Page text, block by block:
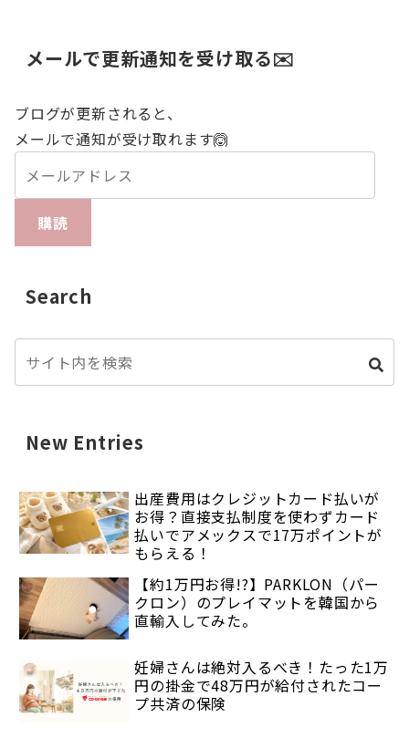
メールで更新通知を受け取る✉️
ブログが更新されると、
メールで通知が受け取れます🙆
購読
Search
New Entries
出産費用はクレジットカード払いが
お得？直接支払制度を使わずカード
払いでアメックスで17万ポイントが
もらえる！
【約1万円お得!?】PARKLON（パー
クロン）のプレイマットを韓国から
直輸入してみた。
妊婦さんは絶対入るべき！たった1万
円の掛金で48万円が給付されたコー
プ共済の保険